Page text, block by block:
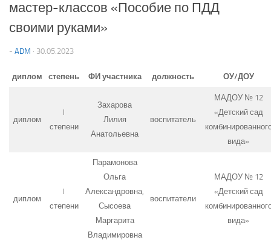
мастер-классов «Пособие по ПДД
своими руками»
- ADM · 30.05.2023
диплом степень ФИ участника должность ОУ/ДОУ
диплом
I
степени
Захарова
Лилия
Анатольевна
воспитатель
МАДОУ № 12
«Детский сад
вида»
диплом
I
степени
Парамонова
Ольга
Александровна,
Сысоева
Маргарита
Владимировна
воспитатели
МАДОУ № 12
«Детский сад
вида»